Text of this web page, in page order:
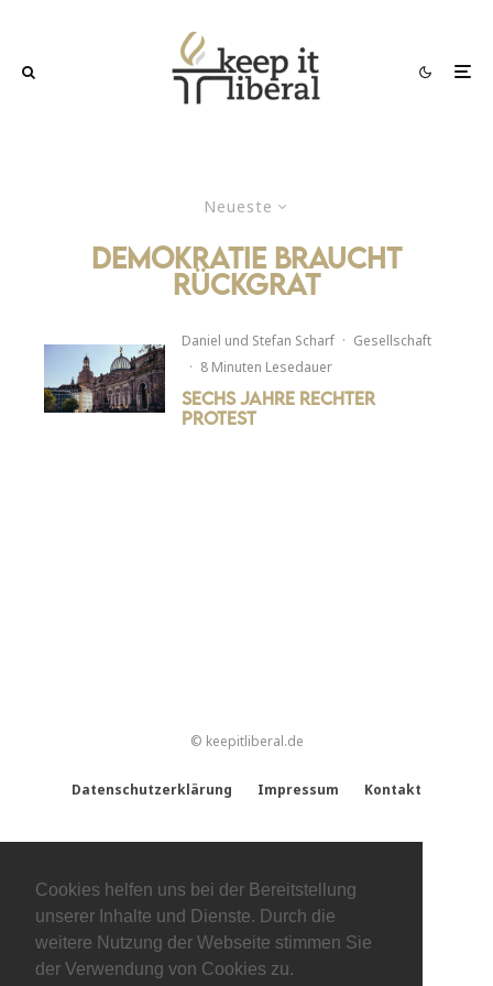
Cookies helfen uns bei der Bereitstellung
unserer Inhalte und Dienste. Durch die
weitere Nutzung der Webseite stimmen Sie
der Verwendung von Cookies zu.
Neueste
demokratie braucht
rückgrat
Daniel und Stefan Scharf · Gesellschaft
· 8 Minuten Lesedauer
Sechs Jahre rechter
Protest
© keepitliberal.de
Datenschutzerklärung Impressum Kontakt